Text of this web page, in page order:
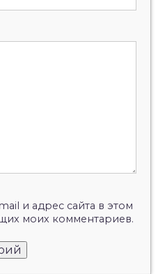
и адрес сайта в этом
моих комментариев.